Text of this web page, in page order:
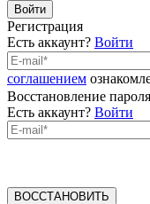
Войти
Регистрация
Есть аккаунт? Войти
соглашением
Восстановление пароля
Есть аккаунт? Войти
ВОССТАНОВИТЬ